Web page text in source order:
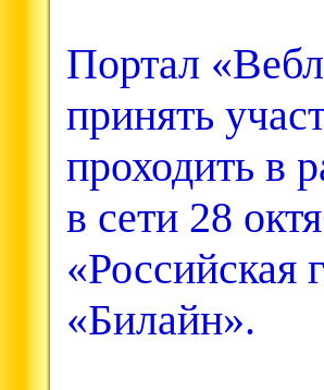
Портал
принять
проходить в
в сети 28
«Российская
«Билайн».